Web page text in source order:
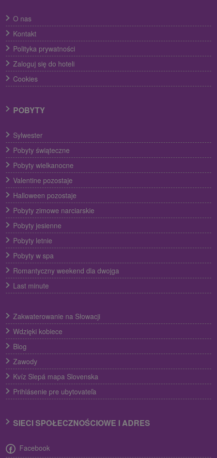
O nas
Kontakt
Polityka prywatności
Zaloguj się do hoteli
Cookies
POBYTY
Sylwester
Pobyty świąteczne
Pobyty wielkanocne
Valentine pozostaje
Halloween pozostaje
Pobyty zimowe narciarskie
Pobyty jesienne
Pobyty letnie
Pobyty w spa
Romantyczny weekend dla dwojga
Last minute
Zakwaterowanie na Słowacji
Wdzięki kobiece
Blog
Zawody
Kvíz Slepá mapa Slovenska
Prihlásenie pre ubytovateľa
SIECI SPOŁECZNOŚCIOWE I ADRES
Facebook